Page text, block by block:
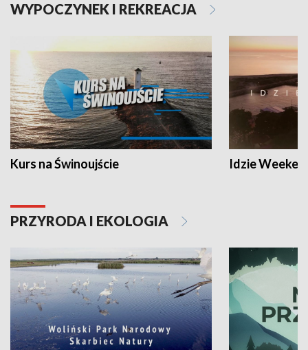
WYPOCZYNEK I REKREACJA
Kurs na Świnoujście Idzie
PRZYRODA I EKOLOGIA